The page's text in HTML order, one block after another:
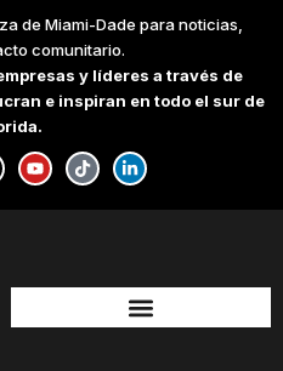
de Miami-Dade para noticias,
comunitario.
y líderes a través de
e inspiran en todo el sur de
Y
o
u
t
T
i
k
t
L
i
n
k
-
i
n